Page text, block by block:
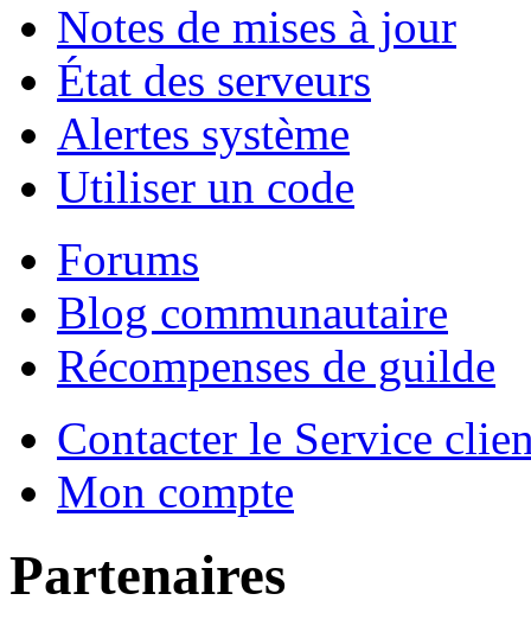
Notes de mises à jour
État des serveurs
Alertes système
Utiliser un code
Forums
Blog communautaire
Récompenses de guilde
Contacter le Service
Mon compte
Partenaires